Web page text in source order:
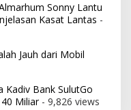
Sonny Lantu
Kasat Lantas -
Jauh dari Mobil
Kadiv Bank SulutGo
Miliar- 9,826 views